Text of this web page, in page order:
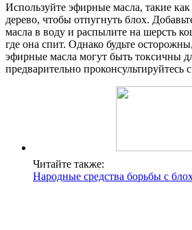
Используйте эфирные масла, такие
дерево, чтобы отпугнуть блох.
масла в воду и распылите на шерсть
где она спит. Однако будьте
эфирные масла могут быть токсичны
предварительно проконсультируйтесь
Читайте также:
Народные средства борьбы с